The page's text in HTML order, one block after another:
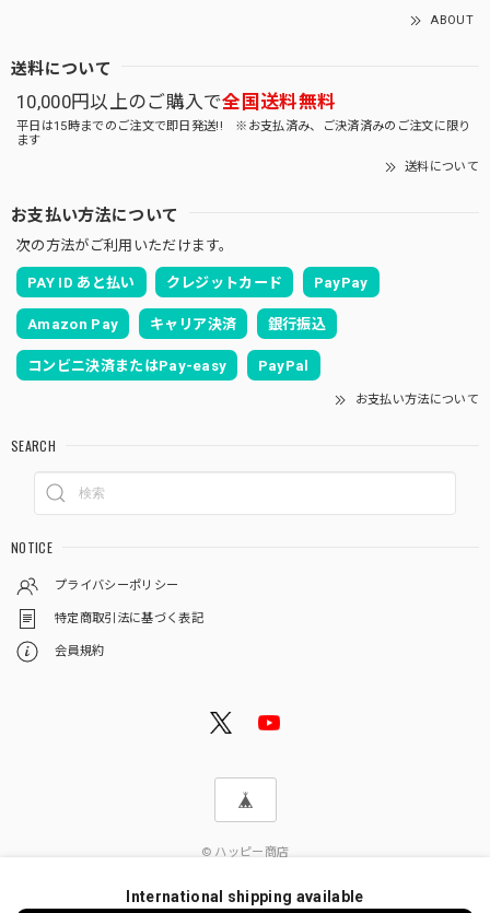
ABOUT
送料について
10,000円以上のご購入で全国送料無料
平日は15時までのご注文で即日発送!! ※お支払済み、ご決済済みのご注文に限り
ます
送料について
お支払い方法について
次の方法がご利用いただけます。
PAY ID あと払い クレジットカード PayPay
Amazon Pay キャリア決済 銀行振込
コンビニ決済またはPay-easy PayPal
お支払い方法について
SEARCH
NOTICE
プライバシーポリシー
特定商取引法に基づく表記
会員規約
© ハッピー商店
International shipping available